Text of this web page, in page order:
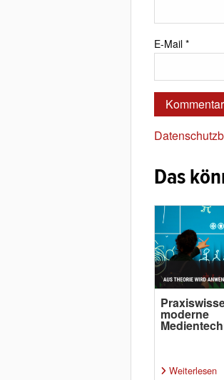
E-Mail *
Das
moderne
Weiterlesen